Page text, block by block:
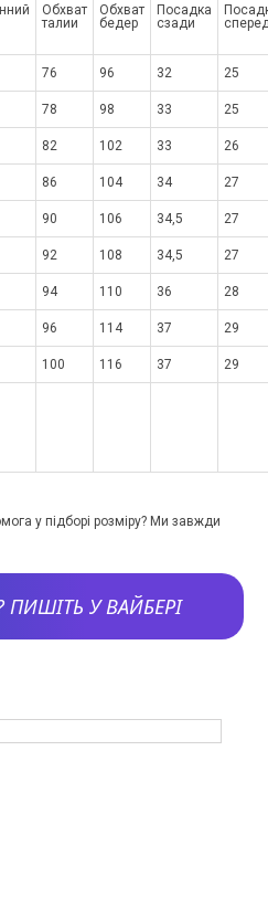
Обхват
талии
Обхват
бедер
Посадка
сзади
76 96 32 25
78 98 33 25
82 102 33 26
86 104 34 27
90 106 34,5 27
92 108 34,5 27
94 110 36 28
96 114 37 29
100 116 37 29
у підборі розміру? Ми завжди
ПИШІТЬ У ВАЙБЕРІ